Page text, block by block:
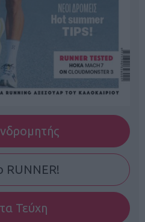
RUNNER!
Τεύχη